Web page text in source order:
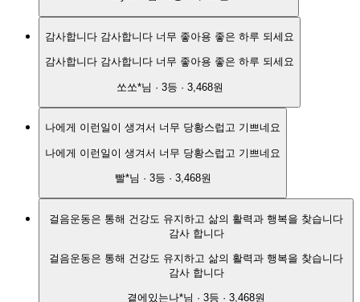
감사합니다 감사합니다 너무 좋아용 좋은 하루 되세요
감사합니다 감사합니다 너무 좋아용 좋은 하루 되세요
쏘쏘*님 · 3등 · 3,468원
나에게 이런일이 생겨서 너무 당황스럽고 기쁘네요
나에게 이런일이 생겨서 너무 당황스럽고 기쁘네요
빨*님 · 3등 · 3,468원
걸음운동은 통해 건강도 유지하고 삶의 활력과 행복을 찾습니다
감사 합니다
걸음운동은 통해 건강도 유지하고 삶의 활력과 행복을 찾습니다
감사 합니다
곁에있는나*님 · 3등 · 3,468원